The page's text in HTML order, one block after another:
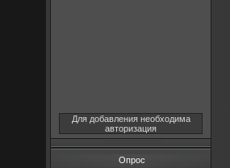
Для добавления необходима
авторизация
Опрос